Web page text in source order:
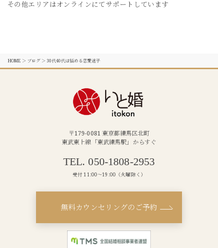
その他エリアはオンラインにてサポートしています
HOME ＞ ブログ＞ 30代40代は悩める恋愛迷子
〒179-0081 東京都練馬区北町
東武東上線「東武練馬駅」からすぐ
TEL. 050-1808-2953
受付 11:00〜19:00（火曜除く）
無料カウンセリングのご予約